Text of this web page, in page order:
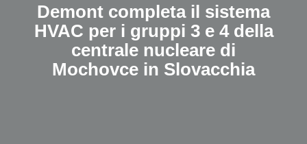
Demont completa il sistema
HVAC per i gruppi 3 e 4 della
centrale nucleare di
Mochovce in Slovacchia